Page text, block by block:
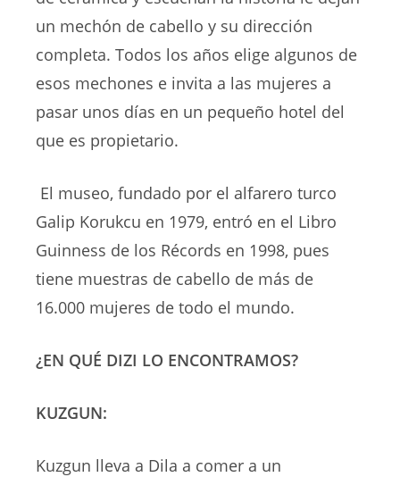
un mechón de cabello y su dirección
completa. Todos los años elige algunos de
esos mechones e invita a las mujeres a
pasar unos días en un pequeño hotel del
que es propietario.
El museo, fundado por el alfarero turco
Galip Korukcu en 1979, entró en el Libro
Guinness de los Récords en 1998, pues
tiene muestras de cabello de más de
16.000 mujeres de todo el mundo.
¿EN QUÉ DIZI LO ENCONTRAMOS?
KUZGUN:
Kuzgun lleva a Dila a comer a un